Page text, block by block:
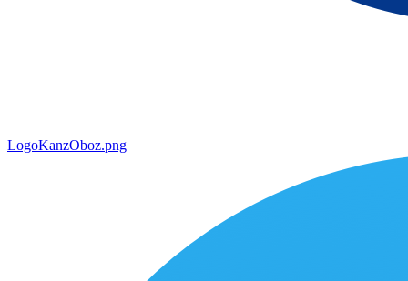
LogoKanzOboz.png